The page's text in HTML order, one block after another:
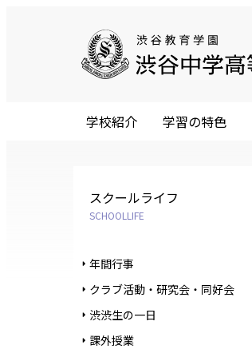
学校紹介 学習の特色
スクールライフ
SCHOOLLIFE
年間行事
クラブ活動・研究会・同好会
渋渋生の一日
課外授業